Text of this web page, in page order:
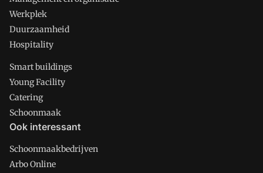
Werkplek
Duurzaamheid
Hospitality
Smart buildings
Young Facility
Catering
Schoonmaak
Ook interessant
Schoonmaakbedrijven
Arbo Online